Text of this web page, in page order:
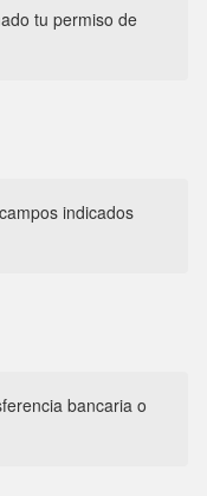
tu permiso de
indicados
bancaria o